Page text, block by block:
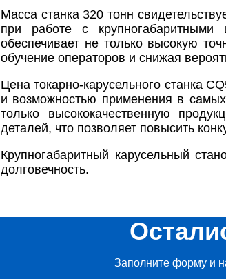
Масса станка 320 тонн
при работе с
обеспечивает не только высокую
обучение операторов и снижая
Цена токарно-карусельного станка
и возможностью применения в
только высококачественную
деталей, что позволяет повысить
Крупногабаритный карусельный
долговечность.
Заполните форму и